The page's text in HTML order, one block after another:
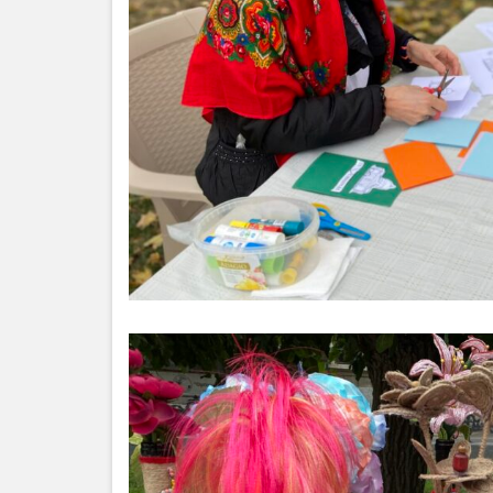
Anticorupție
Evenimente
regulamente
Legislație
internațională
Legislație